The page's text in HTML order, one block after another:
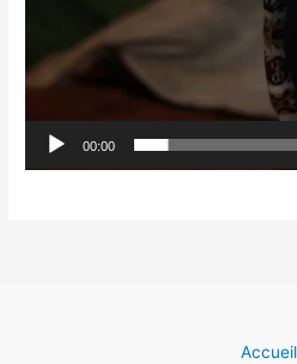
00:00
Accueil